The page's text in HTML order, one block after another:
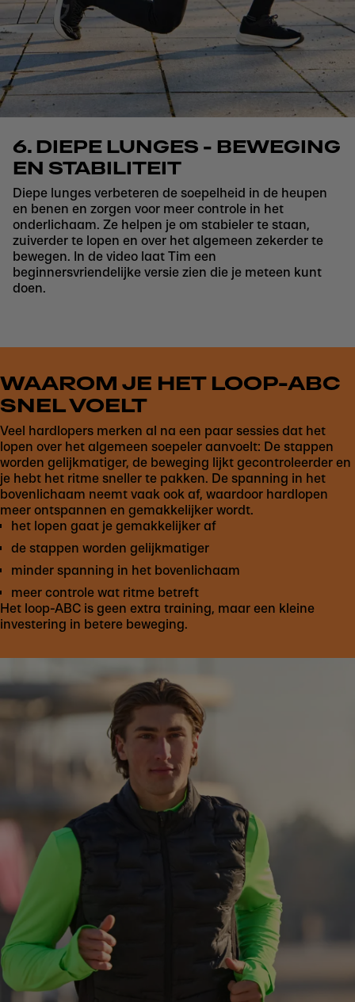
6. DIEPE LUNGES - BEWEGING
EN STABILITEIT
Diepe lunges verbeteren de soepelheid in de heupen
en benen en zorgen voor meer controle in het
onderlichaam. Ze helpen je om stabieler te staan,
zuiverder te lopen en over het algemeen zekerder te
bewegen. In de video laat Tim een
beginnersvriendelijke versie zien die je meteen kunt
doen.
WAAROM JE HET LOOP-ABC
SNEL VOELT
Veel hardlopers merken al na een paar sessies dat het
lopen over het algemeen soepeler aanvoelt: De stappen
worden gelijkmatiger, de beweging lijkt gecontroleerder en
je hebt het ritme sneller te pakken. De spanning in het
bovenlichaam neemt vaak ook af, waardoor hardlopen
meer ontspannen en gemakkelijker wordt.
het lopen gaat je gemakkelijker af
de stappen worden gelijkmatiger
minder spanning in het bovenlichaam
meer controle wat ritme betreft
Het loop-ABC is geen extra training, maar een kleine
investering in betere beweging.